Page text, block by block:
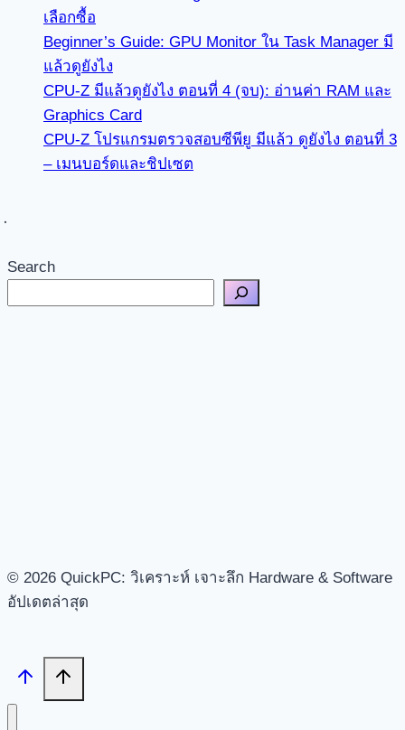
เลือกซื้อ
Beginner’s Guide: GPU Monitor ใน Task Manager มี
แล้วดูยังไง
CPU-Z มีแล้วดูยังไง ตอนที่ 4 (จบ): อ่านค่า RAM และ
Graphics Card
CPU-Z โปรแกรมตรวจสอบซีพียู มีแล้ว ดูยังไง ตอนที่ 3
– เมนบอร์ดและชิปเซต
Search
© 2026 QuickPC: วิเคราะห์ เจาะลึก Hardware & Software
อัปเดตล่าสุด